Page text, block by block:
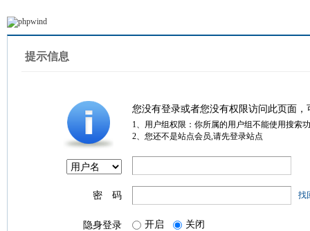
提示信息
您没有登录或者您没有权限访问此页面
1、用户组权限：你所属的用户组不能使用搜索
2、您还不是站点会员,请先登录站点
密 码 找
隐身登录 开启 关闭